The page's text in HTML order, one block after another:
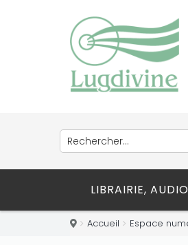
LIBRAIRIE,
Accueil Espace